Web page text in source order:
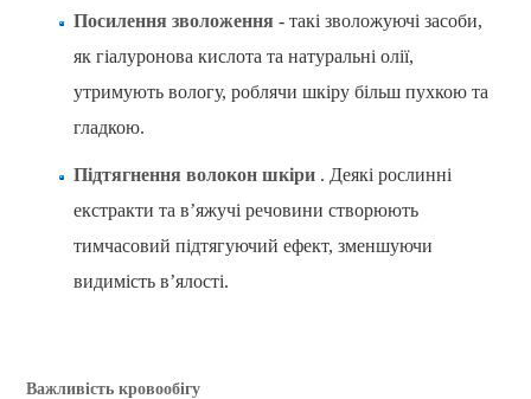
Посилення зволоження - такі зволожуючі засоби,
як гіалуронова кислота та натуральні олії,
утримують вологу, роблячи шкіру більш пухкою та
гладкою.
Підтягнення волокон шкіри . Деякі рослинні
екстракти та в’яжучі речовини створюють
тимчасовий підтягуючий ефект, зменшуючи
видимість в’ялості.
Важливість кровообігу